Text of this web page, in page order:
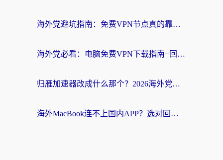
海外党避坑指南：免费VPN节点真的靠谱吗？教你选对回国加速器无缝访问国内资源
海外党必看：电脑免费VPN下载指南+回国加速器选择全攻略，告别地区限制
归雁加速器改成什么那个？2026海外党回国加速全攻略：告别地区限制，轻松刷剧玩游戏
海外MacBook连不上国内APP？选对回国VPN，告别地区限制的烦恼